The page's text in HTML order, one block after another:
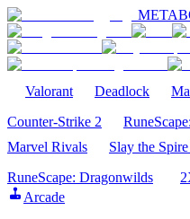
Valorant Deadlock
Counter-Strike 2
Marvel Rivals
Slay the
RuneScape: Dragonwilds
Arcade